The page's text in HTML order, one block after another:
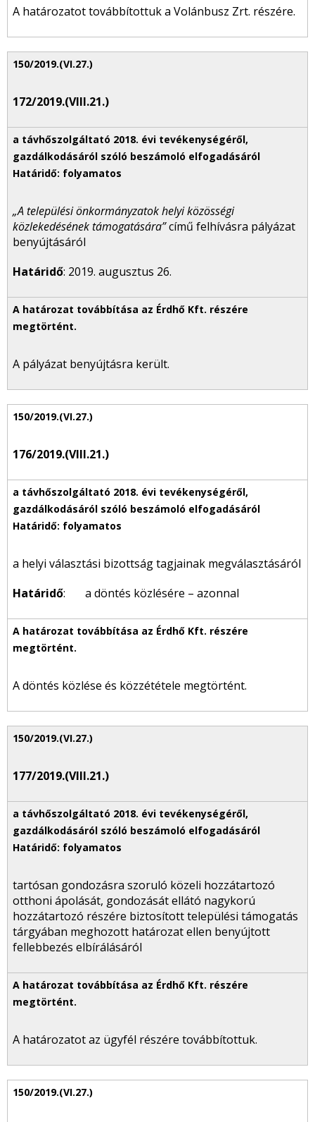
A határozatot továbbítottuk a Volánbusz Zrt. részére.
172/2019.(VIII.21.)
„A települési önkormányzatok helyi közösségi
közlekedésének támogatására”című felhívásra pályázat
benyújtásáról
Határidő: 2019. augusztus 26.
A pályázat benyújtásra került.
176/2019.(VIII.21.)
a helyi választási bizottság tagjainak megválasztásáról
Határidő: a döntés közlésére – azonnal
A döntés közlése és közzététele megtörtént.
177/2019.(VIII.21.)
tartósan gondozásra szoruló közeli hozzátartozó
otthoni ápolását, gondozását ellátó nagykorú
hozzátartozó részére biztosított települési támogatás
tárgyában meghozott határozat ellen benyújtott
fellebbezés elbírálásáról
A határozatot az ügyfél részére továbbítottuk.